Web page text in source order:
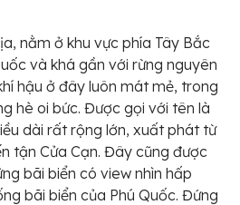
nằm ở khu vực phía Tây Bắc
và khá gần với rừng nguyên
hậu ở đây luôn mát mẻ, trong
hè oi bức. Được gọi với tên là
dài rất rộng lớn, xuất phát từ
tận Cửa Cạn. Đây cũng được
bãi biển có view nhìn hấp
bãi biển của Phú Quốc. Đứng